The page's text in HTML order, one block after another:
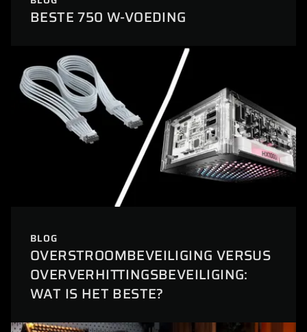
BESTE 750 W-VOEDING
BLOG
OVERSTROOMBEVEILIGING VERSUS
OVERVERHITTINGSBEVEILIGING:
WAT IS HET BESTE?